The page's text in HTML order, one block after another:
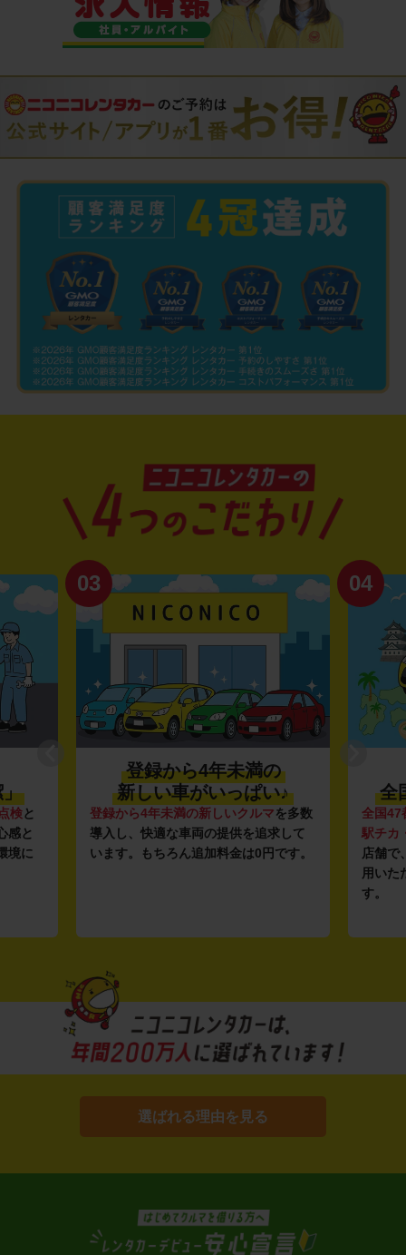
」
検と
感と
境に
03
登録から4年未満の
新しい車がいっぱい♪
登録から4年未満の新しいクルマを多数
導入し、快適な車両の提供を追求して
います。もちろん追加料金は0円です。
04
全
全国47
駅チカ
店舗で
用いた
す。
選ばれる理由を見る